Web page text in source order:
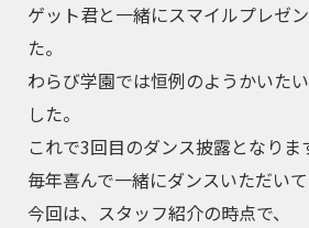
ゲット君と一緒にスマイルプレゼ
た。
わらび学園では恒例のようかいた
した。
これで3回目のダンス披露となりま
毎年喜んで一緒にダンスいただいて
今回は、スタッフ紹介の時点で、